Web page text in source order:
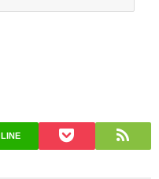
LINE